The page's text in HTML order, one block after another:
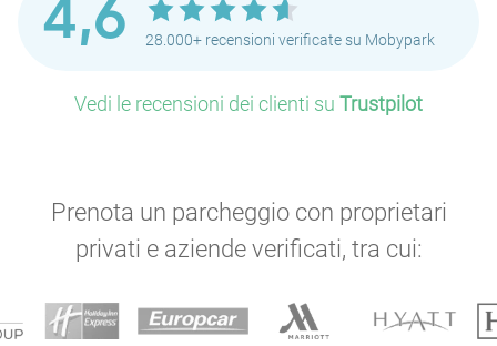
4,6 28.000+ recensioni verificate su Mobypark
Vedi le recensioni dei clienti su Trustpilot
Prenota un parcheggio con proprietari
privati e aziende verificati, tra cui: